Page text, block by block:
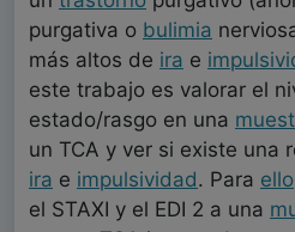
purgativa o bulimia
más altos de ira e
este trabajo es valorar el
estado/rasgo en una
un TCA y ver si existe una
ira e impulsividad. Para ello
el STAXI y el EDI 2 a una